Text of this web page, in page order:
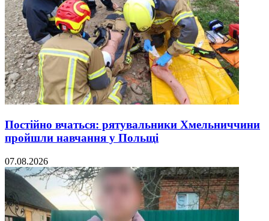
Постійно вчаться: рятувальники Хмельниччини
пройшли навчання у Польщі
07.08.2026